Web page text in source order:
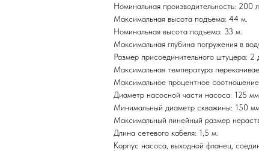
Номинальная производительность: 200
Максимальная высота подъема: 44 м.
Номинальная высота подъема: 33 м.
Максимальная глубина погружения в
Размер присоединительного штуцера: 2
Максимальная температура
Максимальное процентное
Диаметр насосной части насоса: 125 мм.
Минимальный диаметр скважины: 150
Максимальный линейный размер
Длина сетевого кабеля: 1,5 м.
Корпус насоса, выходной фланец,